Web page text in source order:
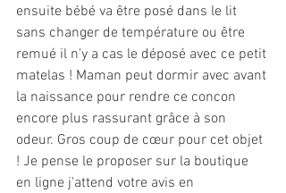
ensuite bébé va être posé dans le lit
sans changer de température ou être
remué il n'y a cas le déposé avec ce petit
matelas ! Maman peut dormir avec avant
la naissance pour rendre ce concon
encore plus rassurant grâce à son
odeur. Gros coup de cœur pour cet objet
! Je pense le proposer sur la boutique
en ligne j'attend votre avis en